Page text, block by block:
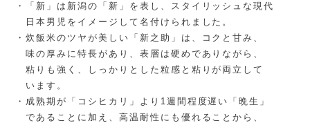
・「新」は新潟の「新」を表し、スタイリッシュな現代
日本男児をイメージして名付けられました。
・炊飯米のツヤが美しい「新之助」は、コクと甘み、
味の厚みに特長があり、表層は硬めでありながら、
粘りも強く、しっかりとした粒感と粘りが両立して
います。
・成熟期が「コシヒカリ」より1週間程度遅い「晩生」
であることに加え、高温耐性にも優れることから、